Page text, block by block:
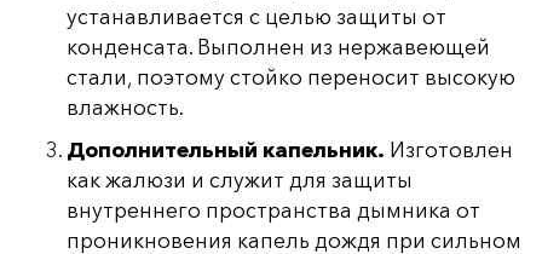
устанавливается с целью защиты от
конденсата. Выполнен из нержавеющей
стали, поэтому стойко переносит высокую
влажность.
Дополнительный капельник. Изготовлен
как жалюзи и служит для защиты
внутреннего пространства дымника от
проникновения капель дождя при сильном